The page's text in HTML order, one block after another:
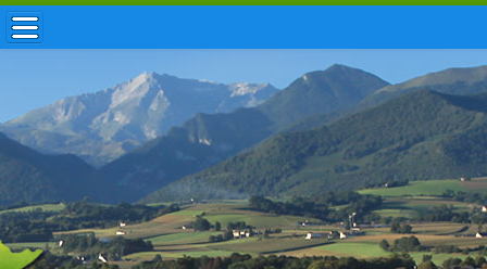
ACCUEIL / INFOS
MUNICIPALITÉ
VIE LOCALE
ENFANCE
TOURISME